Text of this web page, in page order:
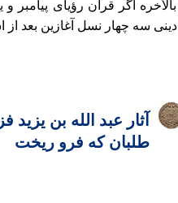
بالأخره اگر قرآن رؤيای پيامبر
دينی سه چهار نسل آغازين بعد از
آثار عبد الله بن
طلبان که فرو ريخت